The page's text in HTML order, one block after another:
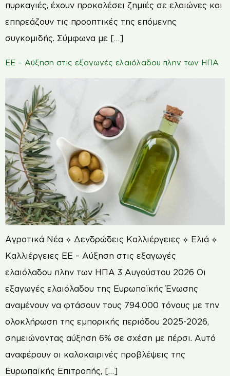
πυρκαγιές, έχουν προκαλέσει ζημιές σε ελαιώνες και
επηρεάζουν τις προοπτικές της επόμενης
συγκομιδής. Σύμφωνα με […]
ΕΕ – Αύξηση στις εξαγωγές ελαιόλαδου πλην των ΗΠΑ
Αγροτικά Νέα ⟡ Δενδρώδεις Καλλιέργειες ⟡ Ελιά ⟡
Καλλιέργειες ΕΕ – Αύξηση στις εξαγωγές
ελαιόλαδου πλην των ΗΠΑ 3 Αυγούστου 2026 Οι
εξαγωγές ελαιόλαδου της Ευρωπαϊκής Ένωσης
αναμένουν να φτάσουν τους 794.000 τόνους με την
ολοκλήρωση της εμπορικής περιόδου 2025-2026,
σημειώνοντας αύξηση 6% σε σχέση με πέρσι. Αυτό
αναφέρουν οι καλοκαιρινές προβλέψεις της
Ευρωπαϊκής Επιτροπής, […]